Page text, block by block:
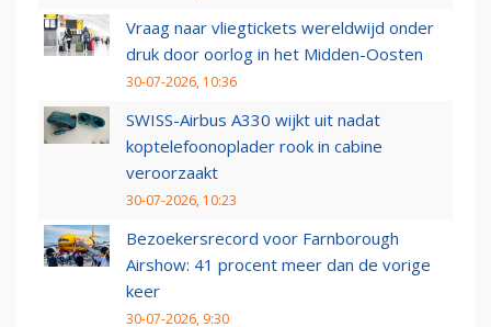
Vraag naar vliegtickets wereldwijd onder
druk door oorlog in het Midden-Oosten
30-07-2026, 10:36
SWISS-Airbus A330 wijkt uit nadat
koptelefoonoplader rook in cabine
veroorzaakt
30-07-2026, 10:23
Bezoekersrecord voor Farnborough
Airshow: 41 procent meer dan de vorige
keer
30-07-2026, 9:30